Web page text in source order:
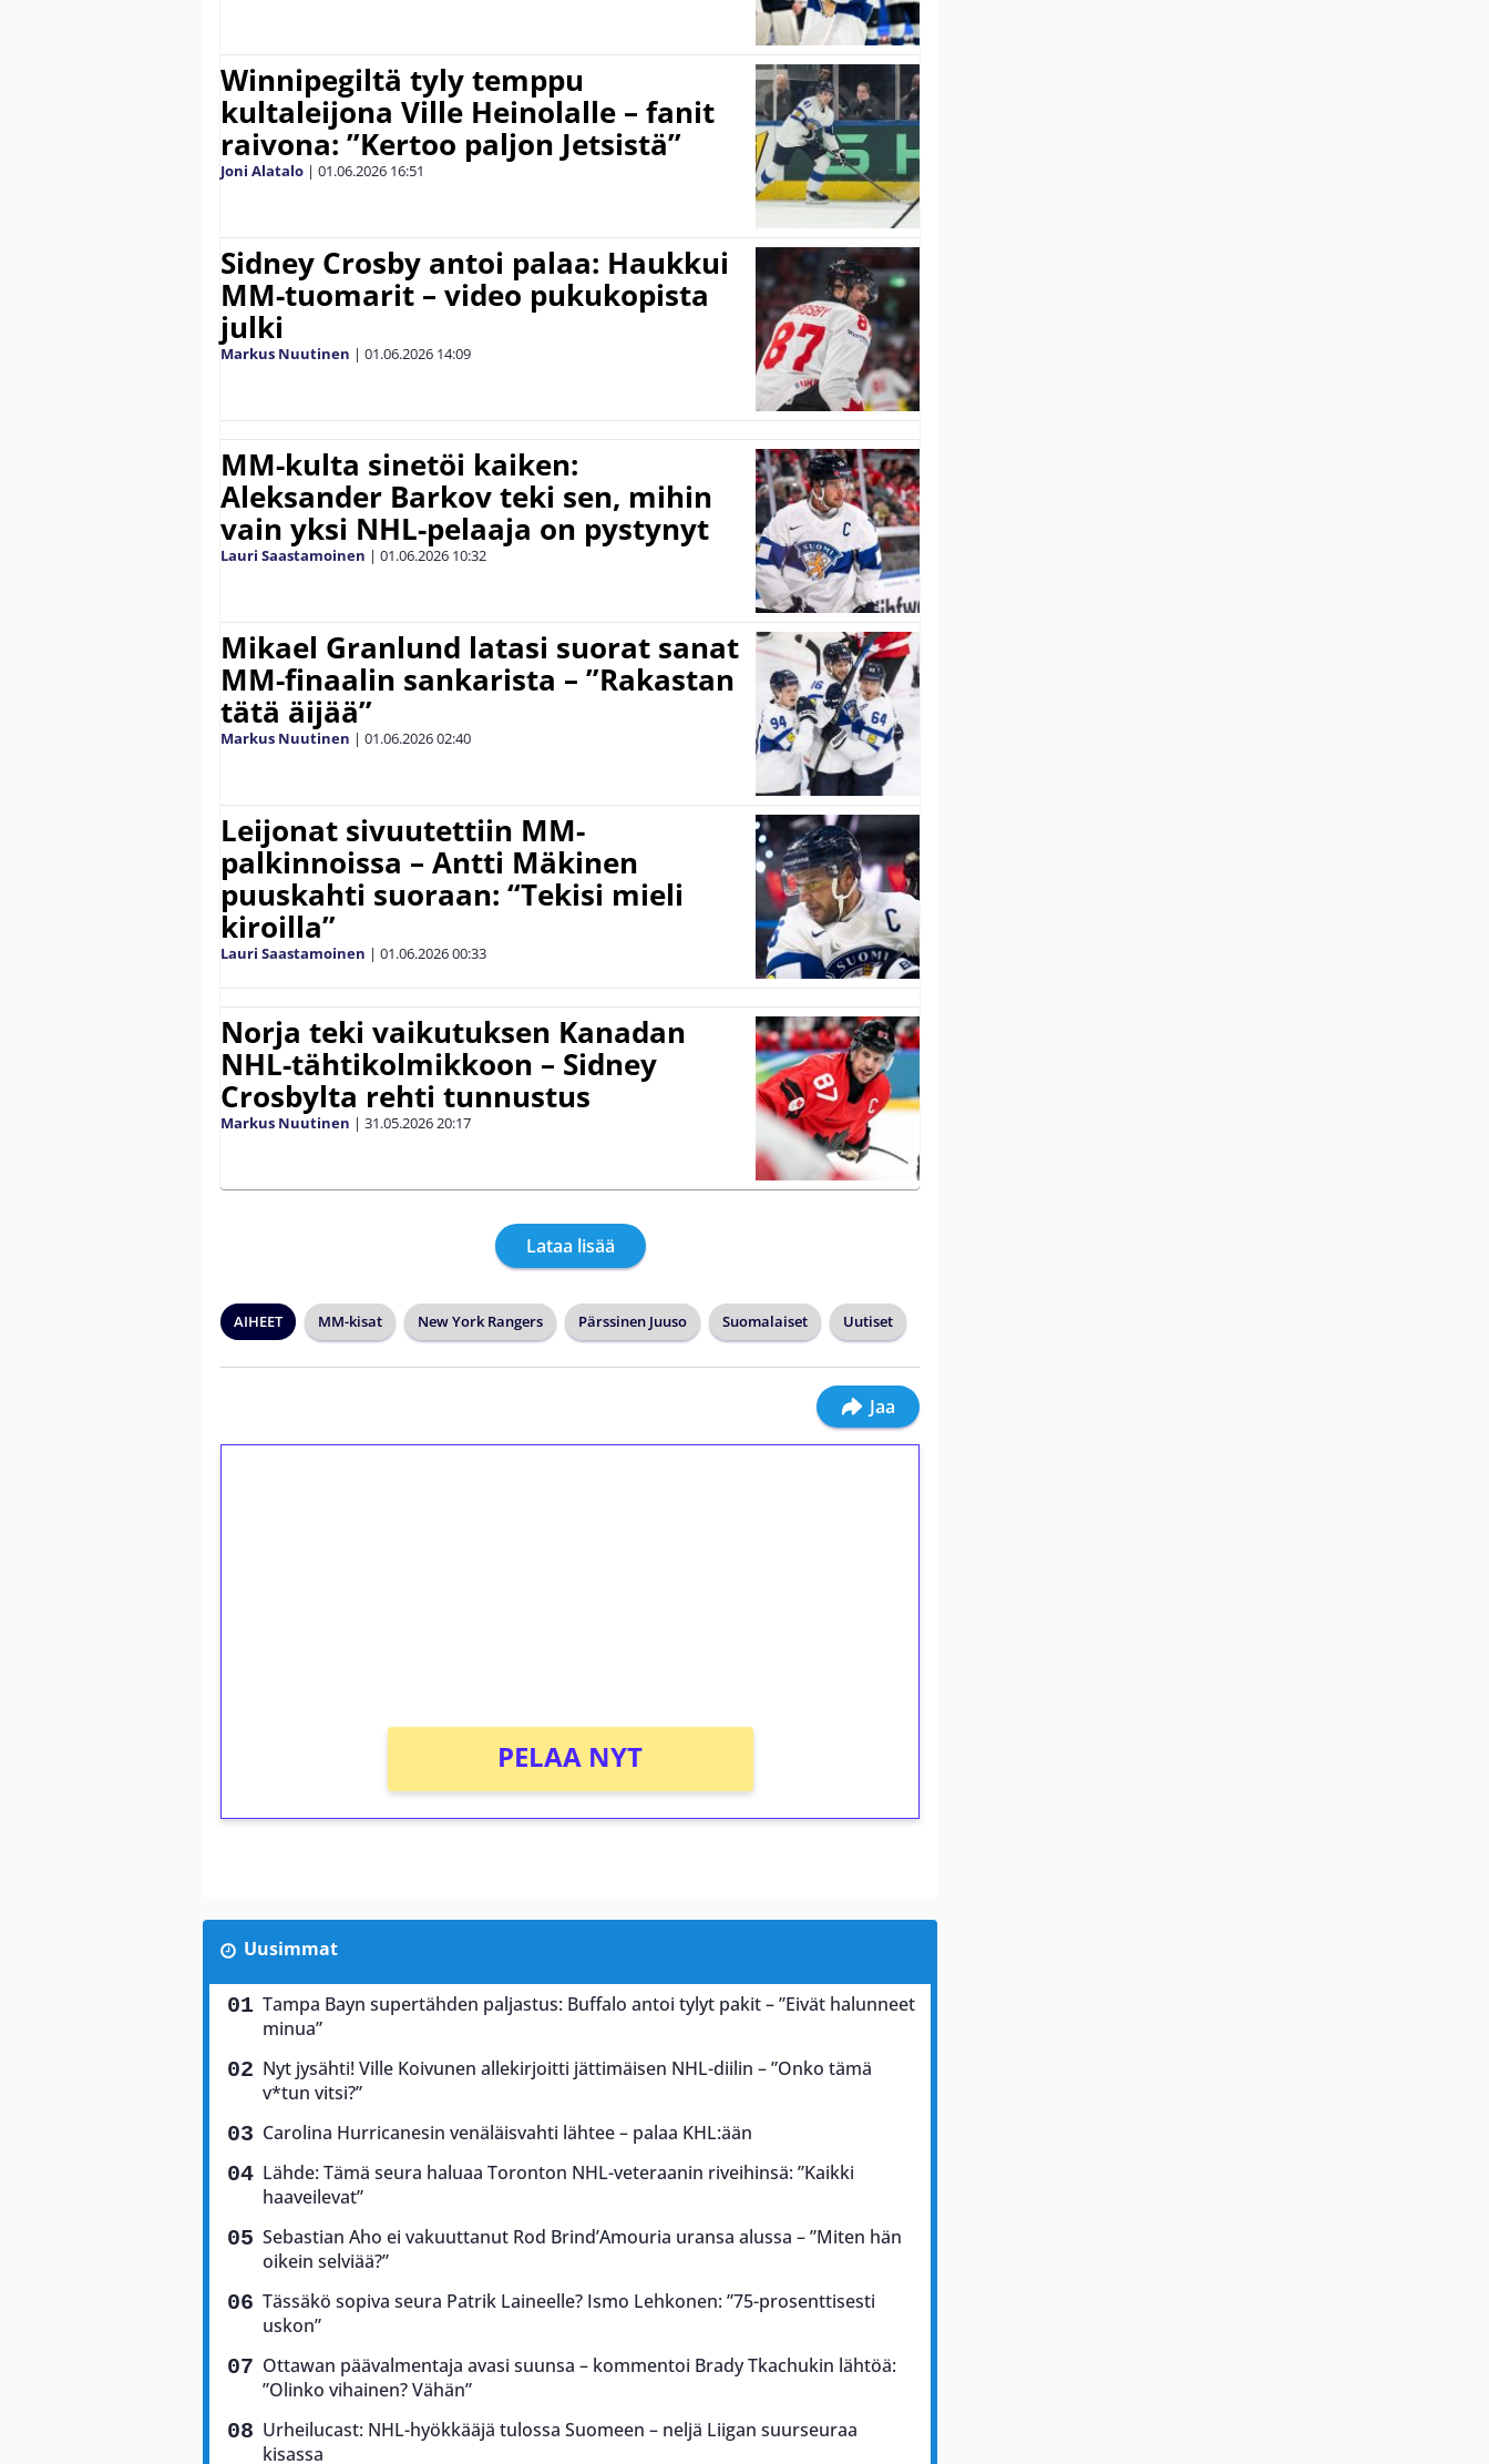
Winnipegiltä tyly temppu
kultaleijona Ville Heinolalle – fanit
raivona: ”Kertoo paljon Jetsistä”
Joni Alatalo | 01.06.2026 16:51
Sidney Crosby antoi palaa: Haukkui
MM-tuomarit – video pukukopista
julki
Markus Nuutinen | 01.06.2026 14:09
MM-kulta sinetöi kaiken:
Aleksander Barkov teki sen, mihin
vain yksi NHL-pelaaja on pystynyt
Lauri Saastamoinen | 01.06.2026 10:32
Mikael Granlund latasi suorat sanat
MM-finaalin sankarista – ”Rakastan
tätä äijää”
Markus Nuutinen | 01.06.202602:40
Leijonat sivuutettiin MM-
palkinnoissa – Antti Mäkinen
puuskahti suoraan: “Tekisi mieli
kiroilla”
Lauri Saastamoinen | 01.06.202600:33
Norja teki vaikutuksen Kanadan
NHL-tähtikolmikkoon – Sidney
Crosbylta rehti tunnustus
Markus Nuutinen | 31.05.202620:17
Lataa lisää
AIHEET MM-kisat New York Rangers Pärssinen Juuso Suomalaiset Uutiset
Jaa
PELAA NYT
Uusimmat
Tampa Bayn supertähden paljastus: Buffalo antoi tylyt pakit – ”Eivät halunneet
minua”
Nyt jysähti! Ville Koivunen allekirjoitti jättimäisen NHL-diilin – ”Onko tämä
v*tun vitsi?”
Carolina Hurricanesin venäläisvahti lähtee – palaa KHL:ään
Lähde: Tämä seura haluaa Toronton NHL-veteraanin riveihinsä: ”Kaikki
haaveilevat”
Sebastian Aho ei vakuuttanut Rod Brind’Amouria uransa alussa – ”Miten hän
oikein selviää?”
Tässäkö sopiva seura Patrik Laineelle? Ismo Lehkonen: ”75-prosenttisesti
uskon”
Ottawan päävalmentaja avasi suunsa – kommentoi Brady Tkachukin lähtöä:
”Olinko vihainen? Vähän”
Urheilucast: NHL-hyökkääjä tulossa Suomeen – neljä Liigan suurseuraa
kisassa